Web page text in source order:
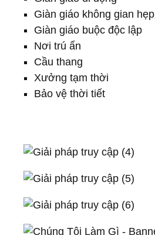
Giàn giáo không gian hẹp
Giàn giáo buộc độc lập
Nơi trú ẩn
Cầu thang
Xưởng tạm thời
Bảo vệ thời tiết